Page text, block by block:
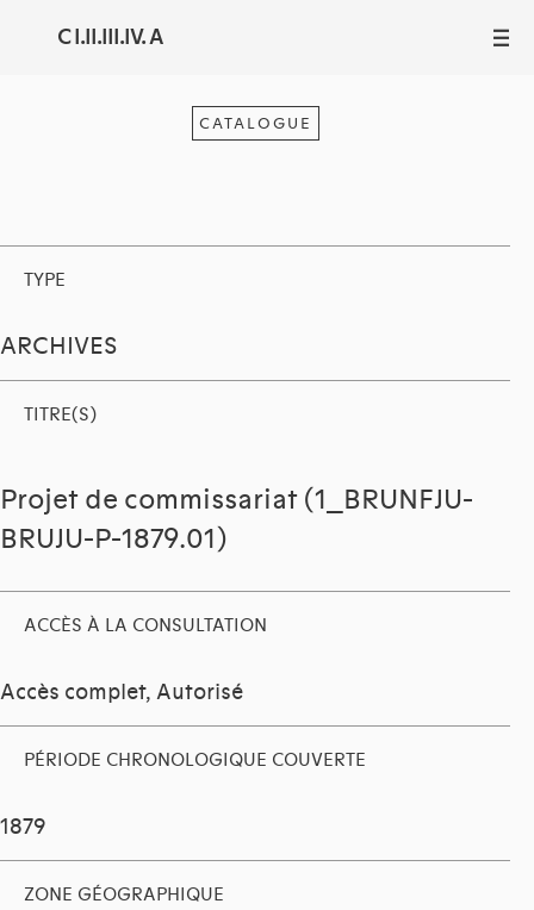
C I.II.III.IV. A III
CATALOGUE
TYPE
ARCHIVES
TITRE(S)
Projet de commissariat (1_BRUNFJU-
BRUJU-P-1879.01)
ACCÈS À LA CONSULTATION
Accès complet, Autorisé
PÉRIODE CHRONOLOGIQUE COUVERTE
1879
ZONE GÉOGRAPHIQUE